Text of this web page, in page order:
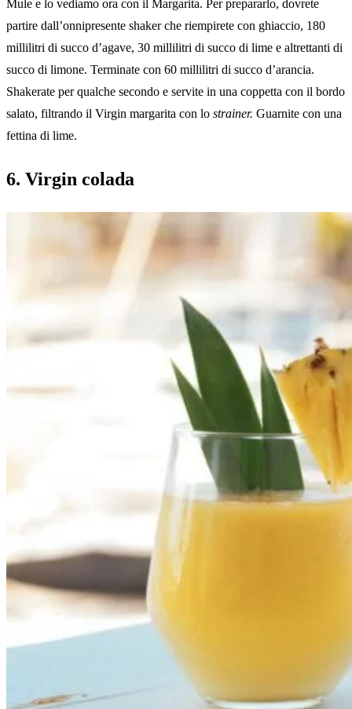
Mule e lo vediamo ora con il Margarita. Per prepararlo, dovrete
partire dall’onnipresente shaker che riempirete con ghiaccio, 180
millilitri di succo d’agave, 30 millilitri di succo di lime e altrettanti di
succo di limone. Terminate con 60 millilitri di succo d’arancia.
Shakerate per qualche secondo e servite in una coppetta con il bordo
salato, filtrando il Virgin margarita con lo strainer. Guarnite con una
fettina di lime.
6. Virgin colada